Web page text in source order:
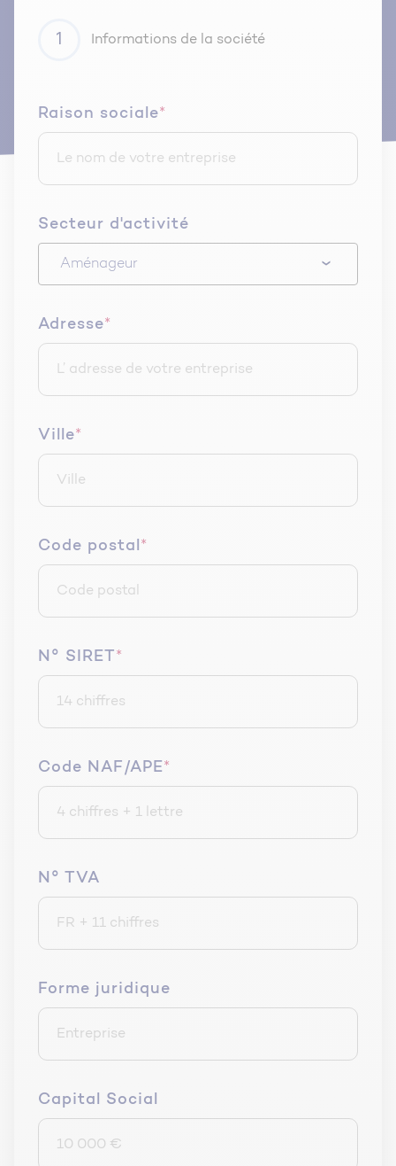
1 Informations de la société
Raison sociale*
Secteur d'activité
Adresse*
Ville*
Code postal *
N° SIRET *
Code NAF/APE*
N° TVA
Forme juridique
Capital Social